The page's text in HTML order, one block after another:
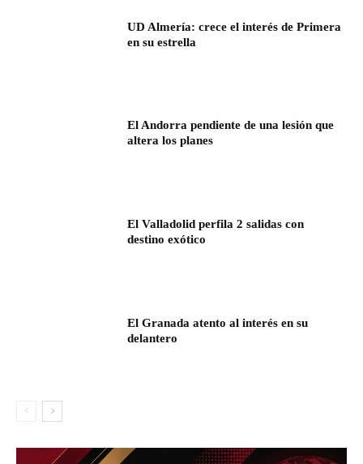
UD Almería: crece el interés de Primera
en su estrella
El Andorra pendiente de una lesión que
altera los planes
El Valladolid perfila 2 salidas con
destino exótico
El Granada atento al interés en su
delantero